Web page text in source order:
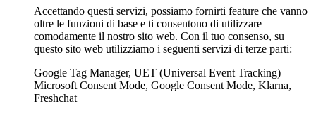
Accettando questi servizi, possiamo fornirti feature che vanno
oltre le funzioni di base e ti consentono di utilizzare
comodamente il nostro sito web. Con il tuo consenso, su
questo sito web utilizziamo i seguenti servizi di terze parti:
Google Tag Manager, UET (Universal Event Tracking)
Microsoft Consent Mode, Google Consent Mode, Klarna,
Freshchat